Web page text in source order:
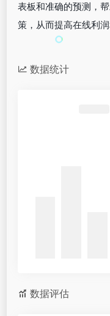
表板和准确的预测，
策，从而提高在线利润
数据统计
数据评估